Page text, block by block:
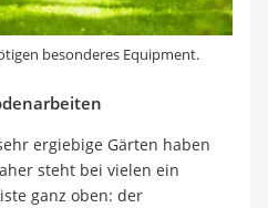
besonderes Equipment.
ergiebige Gärten haben
steht bei vielen ein
ganz oben: der